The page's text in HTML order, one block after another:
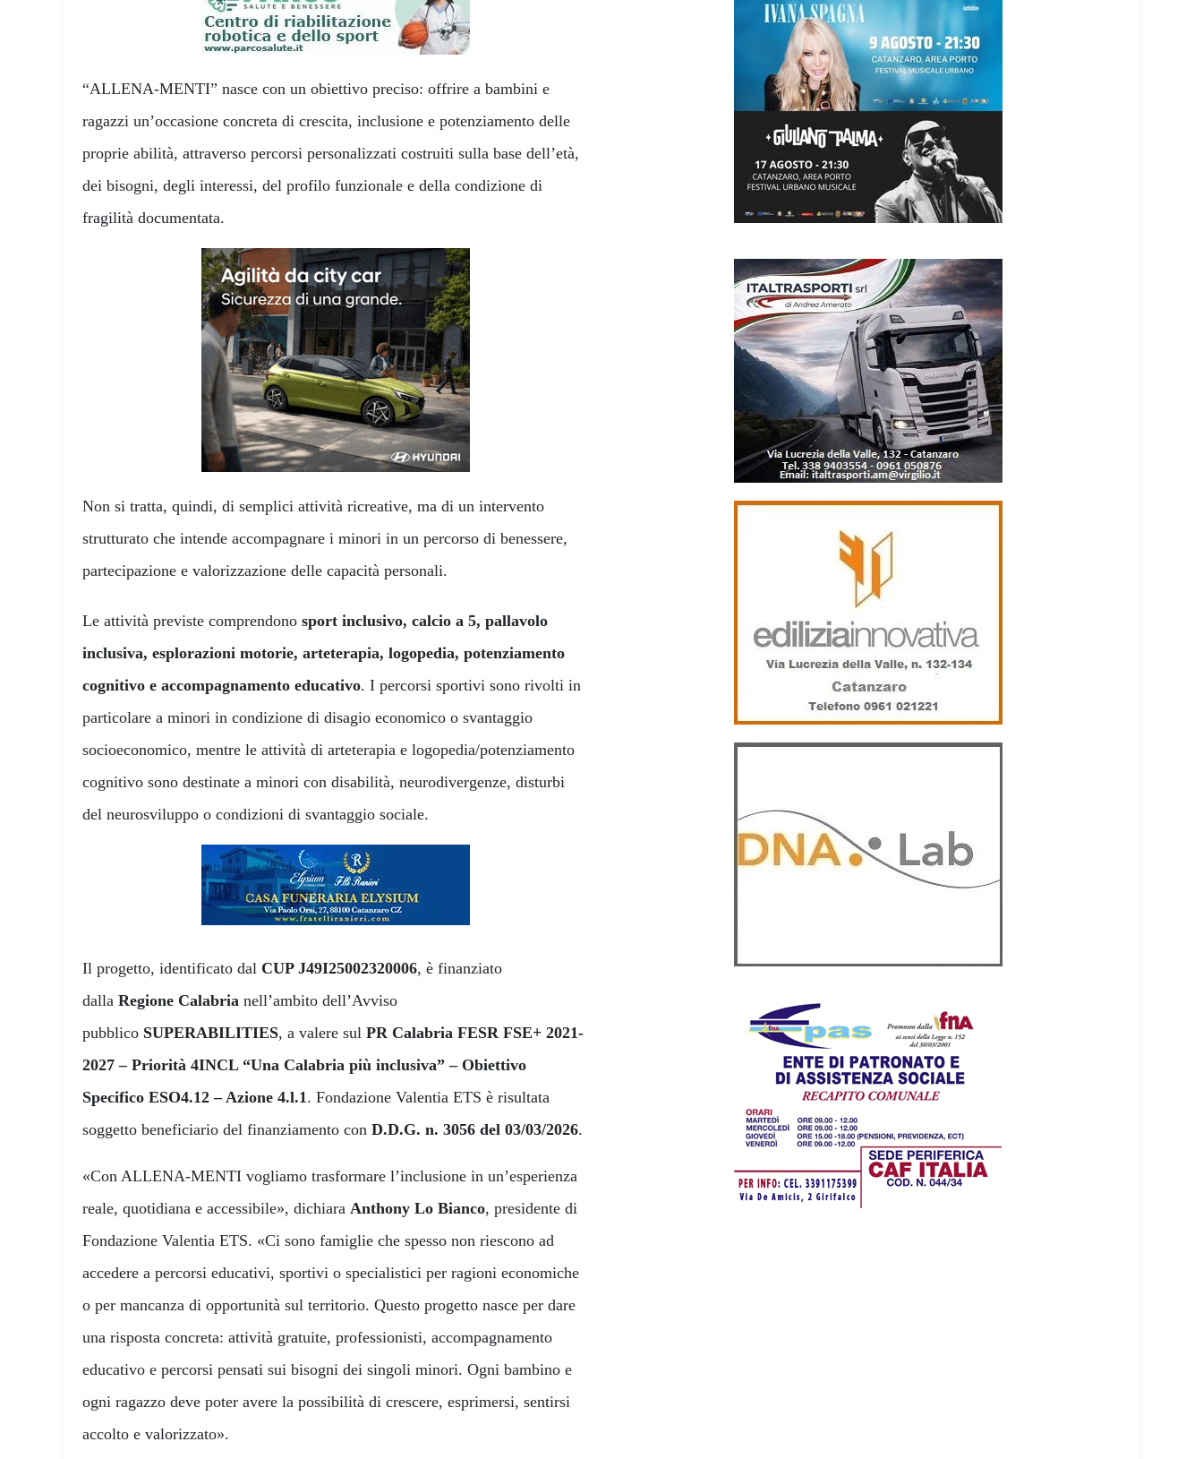
“ALLENA-MENTI” nasce con un obiettivo preciso: offrire a bambini e
ragazzi un’occasione concreta di crescita, inclusione e potenziamento delle
proprie abilità, attraverso percorsi personalizzati costruiti sulla base dell’età,
dei bisogni, degli interessi, del profilo funzionale e della condizione di
fragilità documentata.
Non si tratta, quindi, di semplici attività ricreative, ma di un intervento
strutturato che intende accompagnare i minori in un percorso di benessere,
partecipazione e valorizzazione delle capacità personali.
Le attività previste comprendono sport inclusivo, calcio a 5, pallavolo
inclusiva, esplorazioni motorie, arteterapia, logopedia, potenziamento
cognitivo e accompagnamento educativo. I percorsi sportivi sono rivolti in
particolare a minori in condizione di disagio economico o svantaggio
socioeconomico, mentre le attività di arteterapia e logopedia/potenziamento
cognitivo sono destinate a minori con disabilità, neurodivergenze, disturbi
del neurosviluppo o condizioni di svantaggio sociale.
Il progetto, identificato dal CUP J49I25002320006, è finanziato
dalla Regione Calabria nell’ambito dell’Avviso
pubblico SUPERABILITIES, a valere sul PR Calabria FESR FSE+ 2021-
2027 – Priorità 4INCL “Una Calabria più inclusiva” – Obiettivo
Specifico ESO4.12 – Azione 4.l.1 . Fondazione Valentia ETS è risultata
soggetto beneficiario del finanziamento con D.D.G. n. 3056 del 03/03/2026.
«Con ALLENA-MENTI vogliamo trasformare l’inclusione in un’esperienza
reale, quotidiana e accessibile», dichiara Anthony Lo Bianco, presidente di
Fondazione Valentia ETS. «Ci sono famiglie che spesso non riescono ad
accedere a percorsi educativi, sportivi o specialistici per ragioni economiche
o per mancanza di opportunità sul territorio. Questo progetto nasce per dare
una risposta concreta: attività gratuite, professionisti, accompagnamento
educativo e percorsi pensati sui bisogni dei singoli minori. Ogni bambino e
ogni ragazzo deve poter avere la possibilità di crescere, esprimersi, sentirsi
accolto e valorizzato».